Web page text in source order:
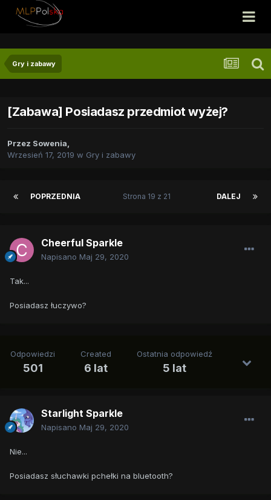
Gry i zabawy
[Zabawa] Posiadasz przedmiot wyżej?
Przez Sowenia,
Wrzesień 17, 2019 w Gry i zabawy
POPRZEDNIA DALEJ
Strona 19 z 21
Cheerful Sparkle
Napisano Maj 29, 2020
Tak...
Posiadasz łuczywo?
Odpowiedzi
501
Created
6 lat
Ostatnia odpowiedź
5 lat
Starlight Sparkle
Napisano Maj 29, 2020
Nie...
Posiadasz słuchawki pchełki na bluetooth?